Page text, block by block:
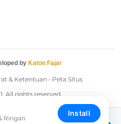
by Katon Fajar
& Ketentuan • Peta Situs
All rights reserved.
Ringan
Install